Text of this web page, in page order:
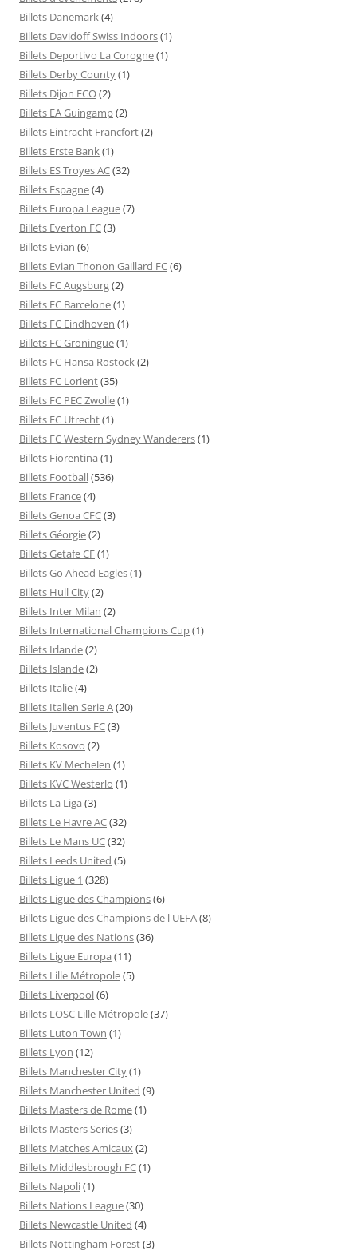
Billets Danemark(4)
Billets Davidoff Swiss Indoors(1)
Billets Deportivo La Corogne(1)
Billets Derby County(1)
Billets Dijon FCO(2)
Billets EA Guingamp(2)
Billets Eintracht Francfort(2)
Billets Erste Bank(1)
Billets ES Troyes AC(32)
Billets Espagne(4)
Billets Europa League(7)
Billets Everton FC(3)
Billets Evian (6)
Billets Evian Thonon Gaillard FC(6)
Billets FC Augsburg(2)
Billets FC Barcelone(1)
Billets FC Eindhoven (1)
Billets FC Groningue(1)
Billets FC Hansa Rostock(2)
Billets FC Lorient(35)
Billets FC PEC Zwolle(1)
Billets FC Utrecht(1)
Billets FC Western Sydney Wanderers(1)
Billets Fiorentina (1)
Billets Football(536)
Billets France(4)
Billets Genoa CFC(3)
Billets Géorgie(2)
Billets Getafe CF(1)
Billets Go Ahead Eagles(1)
Billets Hull City(2)
Billets Inter Milan (2)
Billets International Champions Cup(1)
Billets Irlande(2)
Billets Islande(2)
Billets Italie(4)
Billets Italien Serie A(20)
Billets Juventus FC(3)
Billets Kosovo (2)
Billets KV Mechelen (1)
Billets KVC Westerlo (1)
Billets La Liga (3)
Billets Le Havre AC(32)
Billets Le Mans UC(32)
Billets Leeds United (5)
Billets Ligue 1 (328)
Billets Ligue des Champions(6)
Billets Ligue des Champions de l'UEFA(8)
Billets Ligue des Nations(36)
Billets Ligue Europa (11)
Billets Lille Métropole(5)
Billets Liverpool(6)
Billets LOSC Lille Métropole(37)
Billets Luton Town (1)
Billets Lyon (12)
Billets Manchester City(1)
Billets Manchester United (9)
Billets Masters de Rome(1)
Billets Masters Series(3)
Billets Matches Amicaux(2)
Billets Middlesbrough FC(1)
Billets Napoli(1)
Billets Nations League(30)
Billets Newcastle United (4)
Billets Nottingham Forest(3)